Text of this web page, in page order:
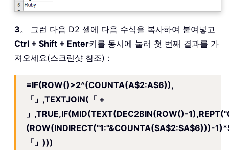
3。 그런 다음 D2 셀에 다음 수식을 복사하여 붙여넣고
Ctrl + Shift + Enter키를 동시에 눌러 첫 번째 결과를 가
져오세요(스크린샷 참조)：
=IF(ROW()>2^(COUNTA(A$2:A$6)),
「」,TEXTJOIN(「 +
」,TRUE,IF(MID(TEXT(DEC2BIN(ROW()-
(ROW(INDIRECT("1:"&COUNTA($A$2:$A$6)))-
「」)))